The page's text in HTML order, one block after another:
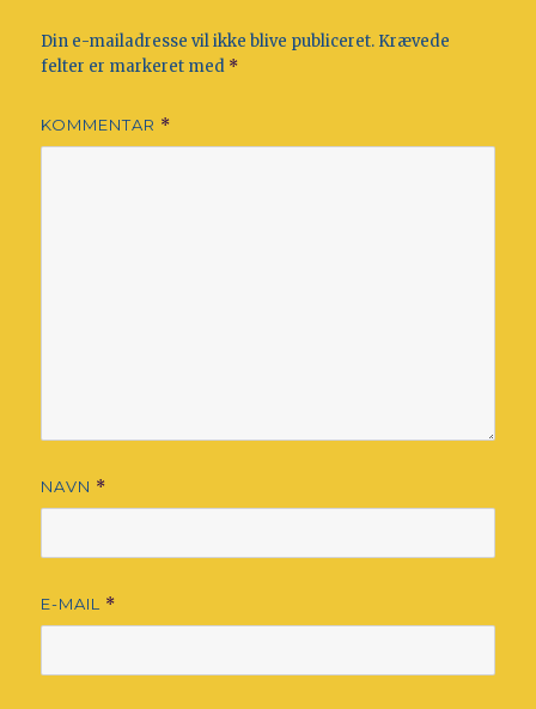
Din e-mailadresse vil ikke blive publiceret. Krævede
felter er markeret med *
KOMMENTAR *
NAVN *
E-MAIL *